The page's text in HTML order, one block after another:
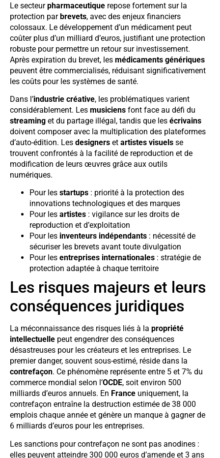
Le secteurpharmaceutique repose fortement sur la
protection parbrevets, avec des enjeux financiers
colossaux. Le développement d’un médicament peut
coûter plus d’un milliard d’euros, justifiant une protection
robuste pour permettre un retour sur investissement.
Après expiration du brevet, les médicaments génériques
peuvent être commercialisés, réduisant significativement
les coûts pour les systèmes de santé.
Dans l’industrie créative, les problématiques varient
considérablement. Les musiciens font face au défi du
streaming et du partage illégal, tandis que les écrivains
doivent composer avec la multiplication des plateformes
d’auto-édition. Les designers et artistes visuels se
trouvent confrontés à la facilité de reproduction et de
modification de leurs œuvres grâce aux outils
numériques.
Pour les startups : priorité à la protection des
innovations technologiques et des marques
Pour les artistes : vigilance sur les droits de
reproduction et d’exploitation
Pour les inventeurs indépendants : nécessité de
sécuriser les brevets avant toute divulgation
Pour les entreprises internationales : stratégie de
protection adaptée à chaque territoire
Les risques majeurs et leurs
conséquences juridiques
La méconnaissance des risques liés à la propriété
intellectuelle peut engendrer des conséquences
désastreuses pour les créateurs et les entreprises. Le
premier danger, souvent sous-estimé, réside dans la
contrefaçon. Ce phénomène représente entre 5 et 7% du
commerce mondial selon l’OCDE, soit environ 500
milliards d’euros annuels. En France uniquement, la
contrefaçon entraîne la destruction estimée de 38 000
emplois chaque année et génère un manque à gagner de
6 milliards d’euros pour les entreprises.
Les sanctions pour contrefaçon ne sont pas anodines :
elles peuvent atteindre 300 000 euros d’amende et 3 ans